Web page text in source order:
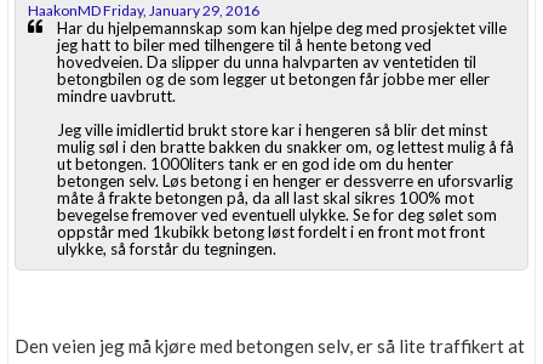
HaakonMD Friday, January 29, 2016
Har du hjelpemannskap som kan hjelpe deg med prosjektet ville
jeg hatt to biler med tilhengere til å hente betong ved
hovedveien. Da slipper du unna halvparten av ventetiden til
betongbilen og de som legger ut betongen får jobbe mer eller
mindre uavbrutt.
Jeg ville imidlertid brukt store kar i hengeren så blir det minst
mulig søl i den bratte bakken du snakker om, og lettest mulig å få
ut betongen. 1000liters tank er en god ide om du henter
betongen selv. Løs betong i en henger er dessverre en uforsvarlig
måte å frakte betongen på, da all last skal sikres 100% mot
bevegelse fremover ved eventuell ulykke. Se for deg sølet som
oppstår med 1kubikk betong løst fordelt i en front mot front
ulykke, så forstår du tegningen.
Den veien jeg må kjøre med betongen selv, er så lite traffikert at